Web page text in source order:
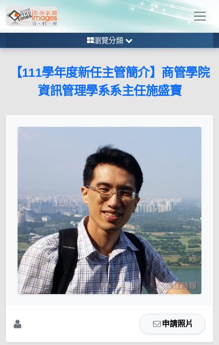
瀏覽分類
【111學年度新任主管簡介】商管學院
資訊管理學系系主任施盛寶
申請照片